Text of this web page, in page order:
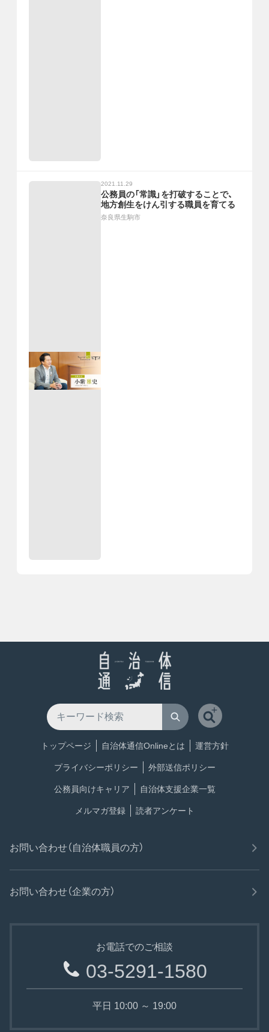
2021.11.29
公務員の「常識」を打破することで、
地方創生をけん引する職員を育てる
奈良県生駒市
トップページ 自治体通信Onlineとは 運営方針
プライバシーポリシー 外部送信ポリシー
公務員向けキャリア 自治体支援企業一覧
メルマガ登録 読者アンケート
お問い合わせ（自治体職員の方）
お問い合わせ（企業の方）
お電話でのご相談
03-5291-1580
平日 10:00 ～ 19:00